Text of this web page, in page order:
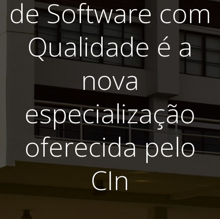
de Software com
Qualidade é a
nova
especialização
oferecida pelo
CIn